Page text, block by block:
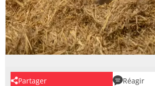
Partager
Réagir